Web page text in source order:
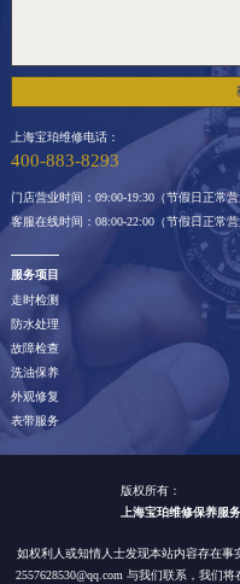
上海宝珀维修电话：
400-883-8293
门店营业时间：09:00-19:30（节假日正常
客服在线时间：08:00-22:00（节假日正常营
服务项目
走时检测
防水处理
故障检查
洗油保养
外观修复
表带服务
版权所有：
上海宝珀维修保养服
如权利人或知情人士发现本站内容存在事
2557628530@qq.com 与我们联系，我们